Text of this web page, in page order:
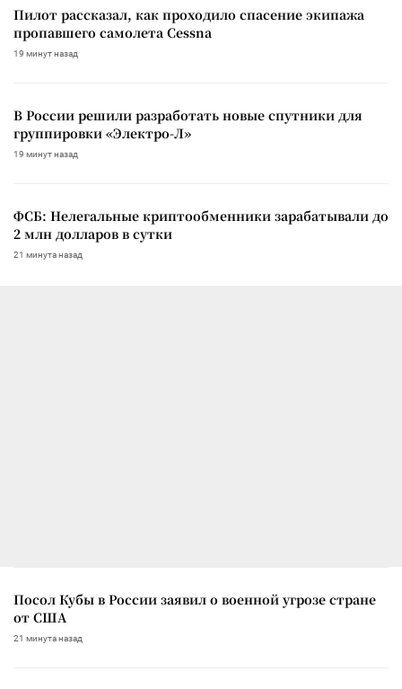
Пилот рассказал, как проходило спасение экипажа
пропавшего самолета Cessna
19 минут назад
В России решили разработать новые спутники для
группировки «Электро-Л»
19 минут назад
ФСБ: Нелегальные криптообменники зарабатывали до
2 млн долларов в сутки
21 минута назад
Посол Кубы в России заявил о военной угрозе стране
от США
21 минута назад